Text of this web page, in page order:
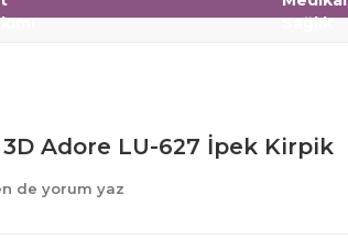
Adore LU-627 İpek Kirpik
de yorum yaz